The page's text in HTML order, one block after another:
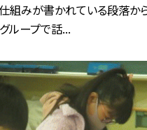
組みが書かれている段落か
ループで話...